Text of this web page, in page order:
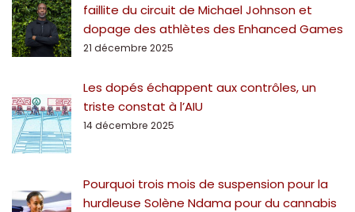
faillite du circuit de Michael Johnson et
dopage des athlètes des Enhanced Games
21 décembre 2025
Les dopés échappent aux contrôles, un
triste constat à l’AIU
14 décembre 2025
Pourquoi trois mois de suspension pour la
hurdleuse Solène Ndama pour du cannabis